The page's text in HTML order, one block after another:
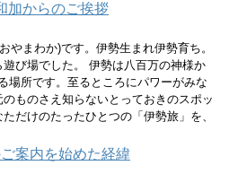
加からのご挨拶
やまわか)です。伊勢生まれ伊勢育ち。
び場でした。 伊勢は八百万の神様か
場所です。至るところにパワーがみな
ものさえ知らないとっておきのスポッ
だけのたったひとつの「伊勢旅」を、
案内を始めた経緯